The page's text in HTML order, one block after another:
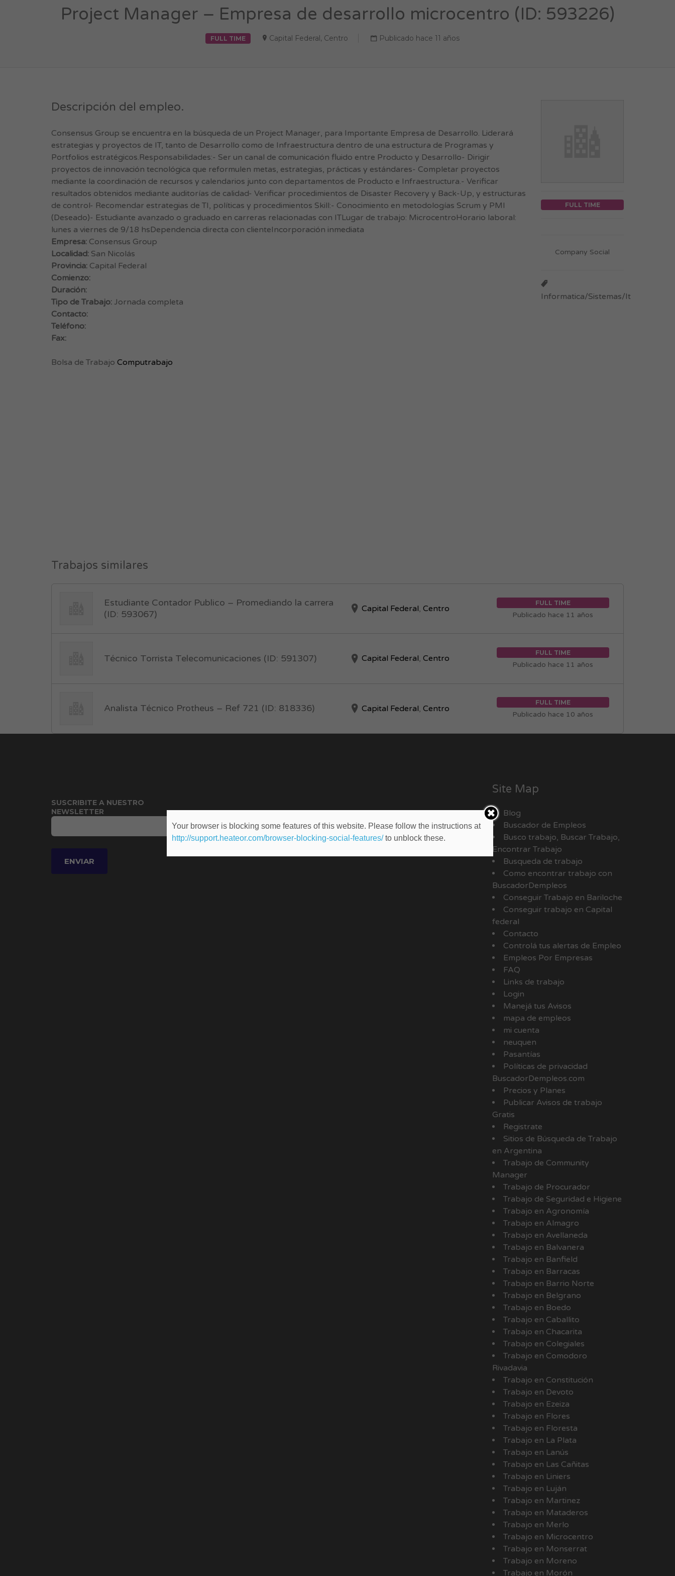
Project Manager – Empresa de desarrollo microcentro (ID: 593226)
FULL TIME Capital Federal, Centro Publicado hace 11 años
Descripción del empleo.
Consensus Group se encuentra en la búsqueda de un Project Manager, para Importante Empresa de Desarrollo. Liderará
estrategias y proyectos de IT, tanto de Desarrollo como de Infraestructura dentro de una estructura de Programas y
Portfolios estratégicos.Responsabilidades:- Ser un canal de comunicación fluido entre Producto y Desarrollo- Dirigir
proyectos de innovación tecnológica que reformulen metas, estrategias, prácticas y estándares- Completar proyectos
mediante la coordinación de recursos y calendarios junto con departamentos de Producto e Infraestructura.- Verificar
resultados obtenidos mediante auditorías de calidad- Verificar procedimientos de Disaster Recovery y Back-Up, y estructuras
de control- Recomendar estrategias de TI, políticas y procedimientos Skill:- Conocimiento en metodologías Scrum y PMI
(Deseado)- Estudiante avanzado o graduado en carreras relacionadas con ITLugar de trabajo: MicrocentroHorario laboral:
lunes a viernes de 9/18 hsDependencia directa con clienteIncorporación inmediata
Empresa: Consensus Group
Localidad: San Nicolás
Provincia: Capital Federal
Comienzo:
Duración:
Tipo de Trabajo: Jornada completa
Contacto:
Teléfono:
Fax:
Bolsa de Trabajo Computrabajo
FULL TIME
Company Social
Informatica/Sistemas/It
Trabajos similares
Estudiante Contador Publico – Promediando la carrera
(ID: 593067)
Capital Federal, Centro
FULL TIME
Publicado hace 11 años
Técnico Torrista Telecomunicaciones (ID: 591307) Capital Federal, Centro
FULL TIME
Publicado hace 11 años
Analista Técnico Protheus – Ref 721 (ID: 818336) Capital Federal, Centro
FULL TIME
Publicado hace 10 años
SUSCRIBITE A NUESTRO
NEWSLETTER
Site Map
Blog
Buscador de Empleos
Busco trabajo, Buscar Trabajo,
Encontrar Trabajo
Busqueda de trabajo
Como encontrar trabajo con
BuscadorDempleos
Conseguir Trabajo en Bariloche
Conseguir trabajo en Capital
federal
Contacto
Controlá tus alertas de Empleo
Empleos Por Empresas
FAQ
Links de trabajo
Login
Manejá tus Avisos
mapa de empleos
mi cuenta
neuquen
Pasantías
Políticas de privacidad
BuscadorDempleos.com
Precios y Planes
Publicar Avisos de trabajo
Gratis
Registrate
Sitios de Búsqueda de Trabajo
en Argentina
Trabajo de Community
Manager
Trabajo de Procurador
Trabajo de Seguridad e Higiene
Trabajo en Agronomía
Trabajo en Almagro
Trabajo en Avellaneda
Trabajo en Balvanera
Trabajo en Banfield
Trabajo en Barracas
Trabajo en Barrio Norte
Trabajo en Belgrano
Trabajo en Boedo
Trabajo en Caballito
Trabajo en Chacarita
Trabajo en Colegiales
Trabajo en Comodoro
Rivadavia
Trabajo en Constitución
Trabajo en Devoto
Trabajo en Ezeiza
Trabajo en Flores
Trabajo en Floresta
Trabajo en La Plata
Trabajo en Lanús
Trabajo en Las Cañitas
Trabajo en Liniers
Trabajo en Luján
Trabajo en Martinez
Trabajo en Mataderos
Trabajo en Merlo
Trabajo en Microcentro
Trabajo en Monserrat
Trabajo en Moreno
Trabajo en Morón
Your browser is blocking some features of this website. Please follow the instructions at
http://support.heateor.com/browser-blocking-social-features/to unblock these.